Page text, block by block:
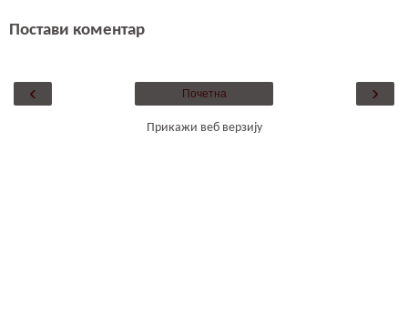
Постави коментар
‹ ›
Почетна
Прикажи веб верзију